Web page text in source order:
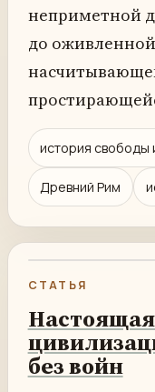
неприметной
до
история свободы
Древний Рим
СТАТЬЯ
без войн